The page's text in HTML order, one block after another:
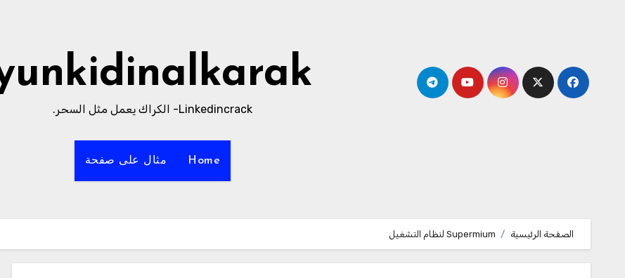
Linkedincrack- الكراك يعمل مثل السحر.
Home مثال على صفحة
الصفحة الرئيسية Supermium لنظام التشغيل